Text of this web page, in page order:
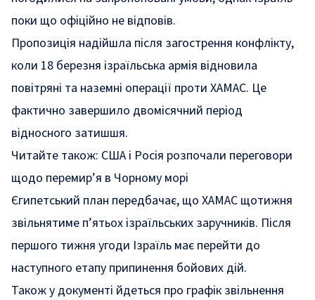
поки що офіційно не відповів.
Пропозиція надійшла після загострення конфлікту,
коли 18 березня ізраїльська армія відновила
повітряні та наземні операції проти ХАМАС. Це
фактично завершило двомісячний період
відносного затишшя.
Читайте також: США і Росія розпочали переговори
щодо перемир’я в Чорному морі
Єгипетський план передбачає, що ХАМАС щотижня
звільнятиме п’ятьох ізраїльських заручників. Після
першого тижня угоди Ізраїль має перейти до
наступного етапу припинення бойових дій.
Також у документі йдеться про графік звільнення